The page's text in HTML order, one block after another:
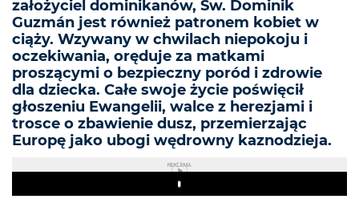
założyciel dominikanów, Św. Dominik
Guzmán jest również patronem kobiet w
ciąży. Wzywany w chwilach niepokoju i
oczekiwania, oręduje za matkami
proszącymi o bezpieczny poród i zdrowie
dla dziecka. Całe swoje życie poświęcił
głoszeniu Ewangelii, walce z herezjami i
trosce o zbawienie dusz, przemierzając
Europę jako ubogi wędrowny kaznodzieja.
REKLAMA
Play